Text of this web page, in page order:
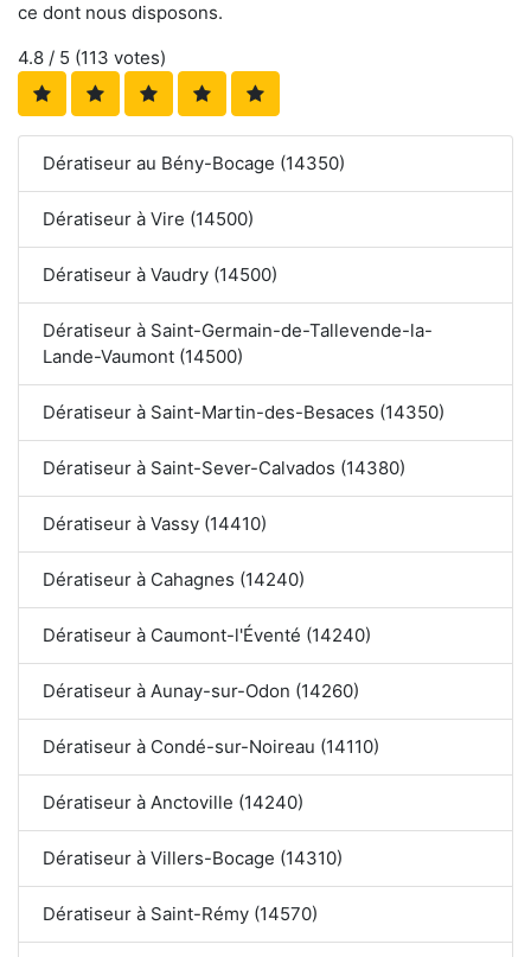
ce dont nous disposons.
4.8 / 5 (113 votes)
Dératiseur au Bény-Bocage (14350)
Dératiseur à Vire (14500)
Dératiseur à Vaudry (14500)
Dératiseur à Saint-Germain-de-Tallevende-la-
Lande-Vaumont (14500)
Dératiseur à Saint-Martin-des-Besaces (14350)
Dératiseur à Saint-Sever-Calvados (14380)
Dératiseur à Vassy (14410)
Dératiseur à Cahagnes (14240)
Dératiseur à Caumont-l'Éventé (14240)
Dératiseur à Aunay-sur-Odon (14260)
Dératiseur à Condé-sur-Noireau (14110)
Dératiseur à Anctoville (14240)
Dératiseur à Villers-Bocage (14310)
Dératiseur à Saint-Rémy (14570)